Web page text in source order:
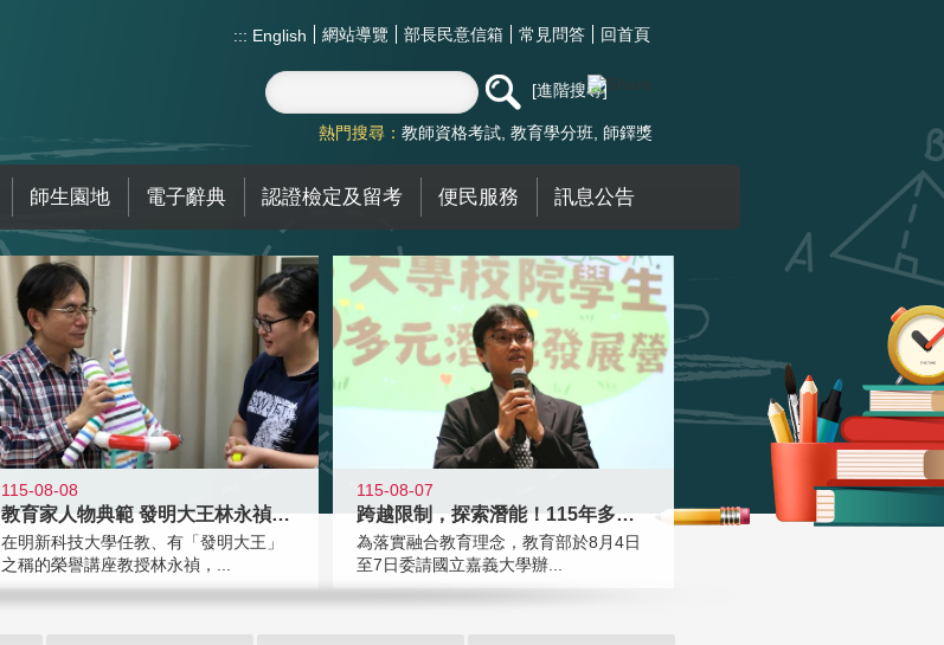
::: English 網站導覽 部長民意信箱 常見問答 回首頁
進階搜尋
熱門搜尋： 教師資格考試 教育學分班 師鐸獎
師生園地 電子辭典 認證檢定及留考 便民服務 訊息公告
115-08-08
教育家人物典範 發明大王林永禎教授
在明新科技大學任教、有「發明大王」
之稱的榮譽講座教授林永禎，...
115-08-07
跨越限制，探索潛能！115年多元潛
為落實融合教育理念，教育部於8月4日
至7日委請國立嘉義大學辦...